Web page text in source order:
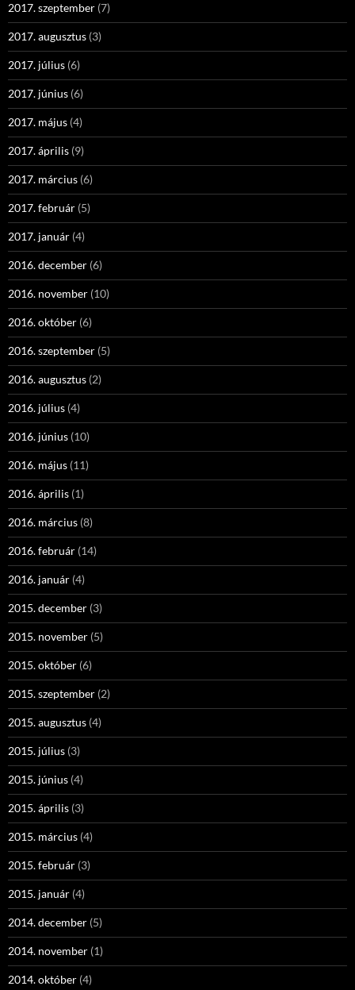
2017. szeptember (7)
2017. augusztus (3)
2017. július (6)
2017. június (6)
2017. május (4)
2017. április (9)
2017. március (6)
2017. február (5)
2017. január (4)
2016. december (6)
2016. november (10)
2016. október (6)
2016. szeptember (5)
2016. augusztus (2)
2016. július (4)
2016. június (10)
2016. május (11)
2016. április (1)
2016. március (8)
2016. február (14)
2016. január (4)
2015. december (3)
2015. november (5)
2015. október (6)
2015. szeptember (2)
2015. augusztus (4)
2015. július (3)
2015. június (4)
2015. április (3)
2015. március (4)
2015. február (3)
2015. január (4)
2014. december (5)
2014. november (1)
2014. október (4)